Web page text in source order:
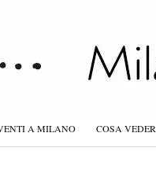
A MILANO COSA